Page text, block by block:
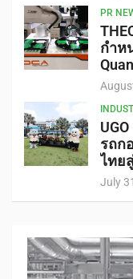
PR
กำห
รถก
ไทย
July